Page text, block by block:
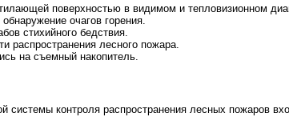
поверхностью в видимом и тепловизионном
очагов горения.
стихийного бедствия.
распространения лесного пожара.
на съемный накопитель.
системы контроля распространения лесных пожаров